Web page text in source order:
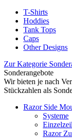
T-Shirts
Hoddies
Tank Tops
Caps
Other Designs
Zur Kategorie
Sonderangebote
Wir bieten je nach
Stückzahlen als
Razor Side
Systeme
Razor